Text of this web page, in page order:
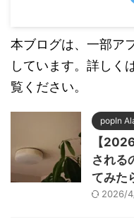
本ブログは、一部ア
しています。詳しく
覧ください。
popIn
【
される
てみた
2026/